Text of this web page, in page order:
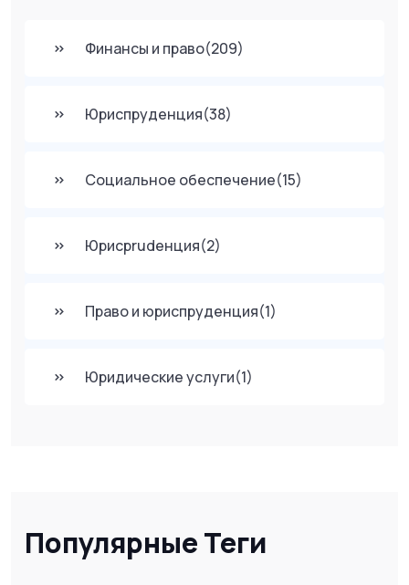
Финансы и право(209)
Юриспруденция(38)
Социальное обеспечение(15)
Юрисprudенция(2)
Право и юриспруденция(1)
Юридические услуги(1)
Популярные Теги